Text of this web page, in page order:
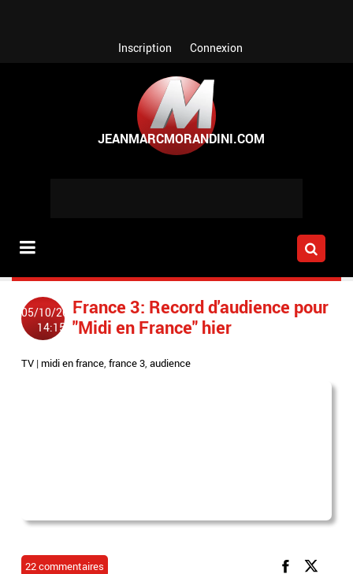
Inscription Connexion
05/10/2012
14:15
France 3: Record d'audience pour
"Midi en France" hier
TV |midi en france,france 3,audience
22 commentaires